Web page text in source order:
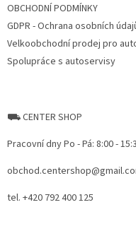
OBCHODNÍ PODMÍNKY
GDPR - Ochrana osobních
Velkoobchodní prodej pro
Spolupráce s autoservisy
⛟ CENTER SHOP
Pracovní dny Po - Pá: 8:00 -
tel. +420 792 400 125